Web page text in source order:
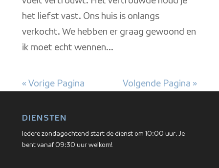
het liefst vast. Ons huis is onlangs
verkocht. We hebben er graag gewoond en
ik moet echt wennen...
« Vorige Pagina Volgende Pagina »
DIENSTEN
Iedere zondagochtend start de dienst om 10:00 uur. Je
bent vanaf 09:30 uur welkom!